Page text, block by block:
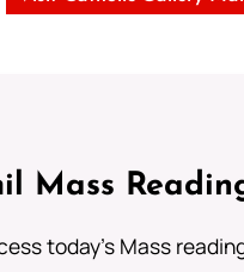
Mass
today's Mass